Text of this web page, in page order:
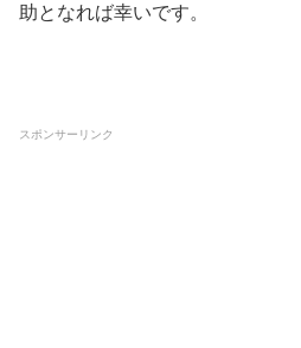
助となれば幸いです。
スポンサーリンク